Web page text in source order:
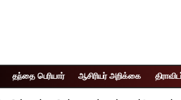
தந்தை பெரியார் ஆசிரியர் அறிக்கை